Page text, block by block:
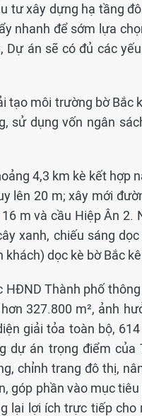
tư xây dựng hạ tầng
nhanh để sớm lựa
án sẽ có đủ các
tạo môi trường bờ Bắc
sử dụng vốn ngân
4,3 km kè kết hợp
lên 20 m; xây mới
m và cầu Hiệp Ân 2.
xanh, chiếu sáng
dọc kè bờ Bắc
HĐND Thành phố
327.800 m², ảnh
giải tỏa toàn bộ,
án trọng điểm của
chỉnh trang đô thị,
góp phần vào mục
lại lợi ích trực tiếp